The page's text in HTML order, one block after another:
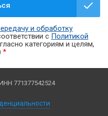
и обработку
с Политикой
категориям и целям,
*
771377542524